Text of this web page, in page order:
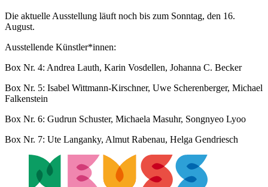
Die aktuelle Ausstellung läuft noch bis zum Sonntag, den 16.
August.
Ausstellende Künstler*innen:
Box Nr. 4: Andrea Lauth, Karin Vosdellen, Johanna C. Becker
Box Nr. 5: Isabel Wittmann-Kirschner, Uwe Scherenberger, Michael
Falkenstein
Box Nr. 6: Gudrun Schuster, Michaela Masuhr, Songnyeo Lyoo
Box Nr. 7: Ute Langanky, Almut Rabenau, Helga Gendriesch